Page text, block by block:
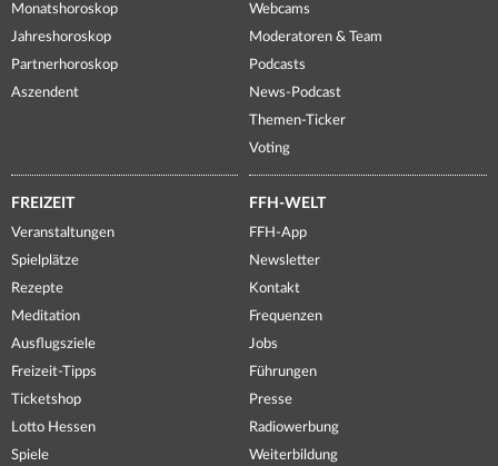
Monatshoroskop
Jahreshoroskop
Partnerhoroskop
Aszendent
Webcams
Moderatoren & Team
Podcasts
News-Podcast
Themen-Ticker
Voting
FREIZEIT
Veranstaltungen
Spielplätze
Rezepte
Meditation
Ausflugsziele
Freizeit-Tipps
Ticketshop
Lotto Hessen
Spiele
FFH-WELT
FFH-App
Newsletter
Kontakt
Frequenzen
Jobs
Führungen
Presse
Radiowerbung
Weiterbildung